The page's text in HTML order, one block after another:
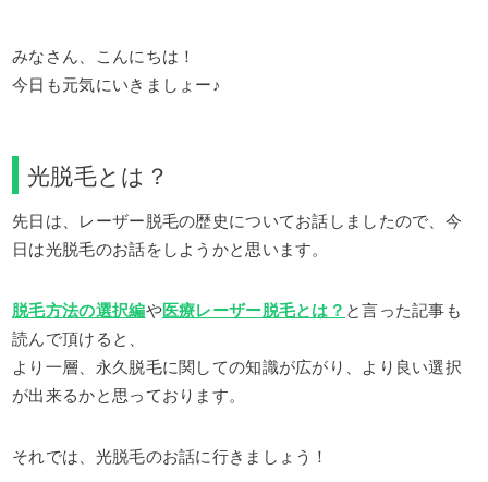
みなさん、こんにちは！
今日も元気にいきましょー♪
光脱毛とは？
先日は、レーザー脱毛の歴史についてお話しましたので、今
日は光脱毛のお話をしようかと思います。
脱毛方法の選択編や医療レーザー脱毛とは？ と言った記事も
読んで頂けると、
より一層、永久脱毛に関しての知識が広がり、より良い選択
が出来るかと思っております。
それでは、光脱毛のお話に行きましょう！